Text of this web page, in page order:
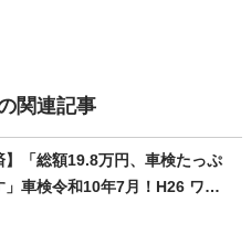
関連記事
】「総額19.8万円、車検たっぷ
」車検令和10年7月！H26 ワゴ